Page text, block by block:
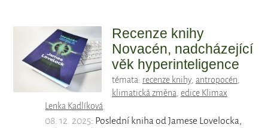
Recenze knihy
Novacén, nadcházející
věk hyperinteligence
témata: recenze knihy, antropocén,
klimatická změna, edice Klimax
Lenka Kadlíková
08. 12. 2025: Poslední kniha od Jamese Lovelocka,